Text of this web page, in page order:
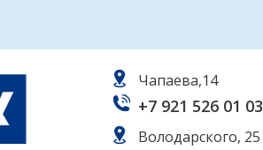
Чапаева,14
+7 921 526 01 03
Володарского, 25